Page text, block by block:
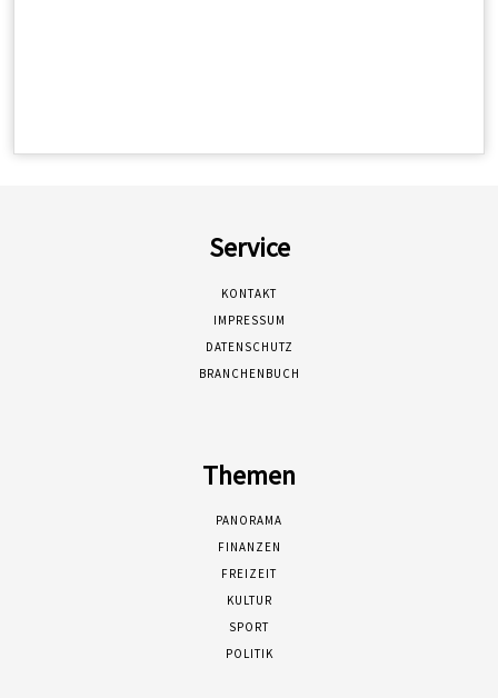
Service
KONTAKT
IMPRESSUM
DATENSCHUTZ
BRANCHENBUCH
Themen
PANORAMA
FINANZEN
FREIZEIT
KULTUR
SPORT
POLITIK